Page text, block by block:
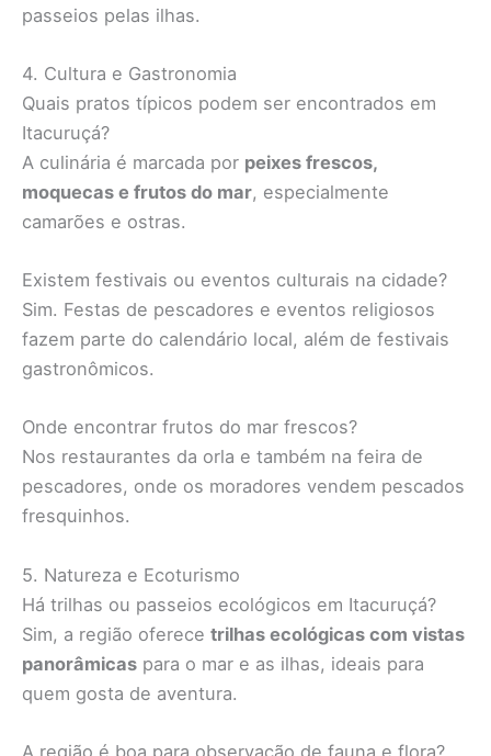
passeios pelas ilhas.
4. Cultura e Gastronomia
Quais pratos típicos podem ser encontrados em
Itacuruçá?
A culinária é marcada por peixes frescos,
moquecas e frutos do mar, especialmente
camarões e ostras.
Existem festivais ou eventos culturais na cidade?
Sim. Festas de pescadores e eventos religiosos
fazem parte do calendário local, além de festivais
gastronômicos.
Onde encontrar frutos do mar frescos?
Nos restaurantes da orla e também na feira de
pescadores, onde os moradores vendem pescados
fresquinhos.
5. Natureza e Ecoturismo
Há trilhas ou passeios ecológicos em Itacuruçá?
Sim, a região oferece trilhas ecológicas com vistas
panorâmicas para o mar e as ilhas, ideais para
quem gosta de aventura.
A região é boa para observação de fauna e flora?